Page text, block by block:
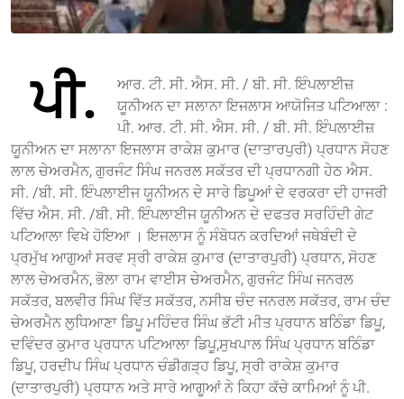
ਪੀ.
ਆਰ. ਟੀ. ਸੀ. ਐਸ. ਸੀ. / ਬੀ. ਸੀ. ਇੰਪਲਾਈਜ਼
ਯੂਨੀਅਨ ਦਾ ਸਲਾਨਾ ਇਜਲਾਸ ਆਯੋਜਿਤ ਪਟਿਆਲਾ :
ਪੀ. ਆਰ. ਟੀ. ਸੀ. ਐਸ. ਸੀ. / ਬੀ. ਸੀ. ਇੰਪਲਾਈਜ਼
ਯੂਨੀਅਨ ਦਾ ਸਲਾਨਾ ਇਜਲਾਸ ਰਾਕੇਸ਼ ਕੁਮਾਰ (ਦਾਤਾਰਪੁਰੀ) ਪ੍ਰਧਾਨ ਸੋਹਣ
ਲਾਲ ਚੇਅਰਮੈਨ, ਗੁਰਜੰਟ ਸਿੰਘ ਜਨਰਲ ਸਕੱਤਰ ਦੀ ਪ੍ਰਧਾਨਗੀ ਹੇਠ ਐਸ.
ਸੀ. /ਬੀ. ਸੀ. ਇੰਪਲਾਈਜ ਯੂਨੀਅਨ ਦੇ ਸਾਰੇ ਡਿਪੂਆਂ ਦੇ ਵਰਕਰਾ ਦੀ ਹਾਜਰੀ
ਵਿੱਚ ਐਸ. ਸੀ. /ਬੀ. ਸੀ. ਇੰਪਲਾਈਜ ਯੂਨੀਅਨ ਦੇ ਦਫਤਰ ਸਰਹਿੰਦੀ ਗੇਟ
ਪਟਿਆਲਾ ਵਿਖੇ ਹੋਇਆ । ਇਜਲਾਸ ਨੂੰ ਸੰਬੋਧਨ ਕਰਦਿਆਂ ਜਥੇਬੰਦੀ ਦੇ
ਪ੍ਰਮੁੱਖ ਆਗੁਆਂ ਸਰਵ ਸ੍ਰੀ ਰਾਕੇਸ਼ ਕੁਮਾਰ (ਦਾਤਾਰਪੁਰੀ) ਪ੍ਰਧਾਨ, ਸੋਹਣ
ਲਾਲ ਚੇਅਰਮੈਨ, ਭੋਲਾ ਰਾਮ ਵਾਈਸ ਚੇਅਰਮੈਨ, ਗੁਰਜੰਟ ਸਿੰਘ ਜਨਰਲ
ਸਕੱਤਰ, ਬਲਵੀਰ ਸਿੰਘ ਵਿੱਤ ਸਕੱਤਰ, ਨਸੀਬ ਚੰਦ ਜਨਰਲ ਸਕੱਤਰ, ਰਾਮ ਚੰਦ
ਚੇਅਰਮੈਨ ਲੁਧਿਆਣਾ ਡਿਪੂ ਮਹਿੰਦਰ ਸਿੰਘ ਭੱਟੀ ਮੀਤ ਪ੍ਰਧਾਨ ਬਠਿੰਡਾ ਡਿਪੂ,
ਦਵਿੰਦਰ ਕੁਮਾਰ ਪ੍ਰਧਾਨ ਪਟਿਆਲਾ ਡਿਪੂ,ਸੁਖਪਾਲ ਸਿੰਘ ਪ੍ਰਧਾਨ ਬਠਿੰਡਾ
ਡਿਪੂ, ਹਰਦੀਪ ਸਿੰਘ ਪ੍ਰਧਾਨ ਚੰਡੀਗੜ੍ਹ ਡਿਪੂ, ਸ੍ਰੀ ਰਾਕੇਸ਼ ਕੁਮਾਰ
(ਦਾਤਾਰਪੁਰੀ) ਪ੍ਰਧਾਨ ਅਤੇ ਸਾਰੇ ਆਗੂਆਂ ਨੇ ਕਿਹਾ ਕੱਚੇ ਕਾਮਿਆਂ ਨੂੰ ਪੀ.